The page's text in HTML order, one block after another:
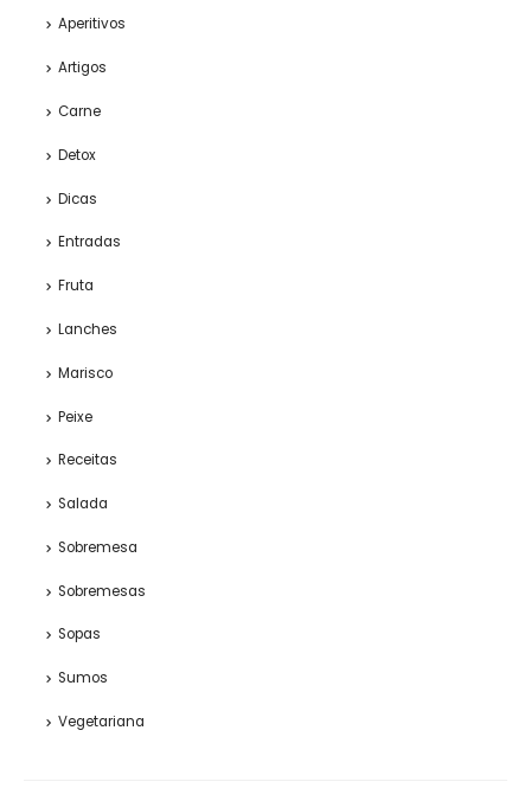
Aperitivos
Artigos
Carne
Detox
Dicas
Entradas
Fruta
Lanches
Marisco
Peixe
Receitas
Salada
Sobremesa
Sobremesas
Sopas
Sumos
Vegetariana